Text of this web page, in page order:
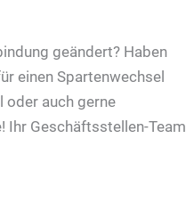
geändert? Haben
einen Spartenwechsel
oder auch gerne
Ihr Geschäftsstellen-Team